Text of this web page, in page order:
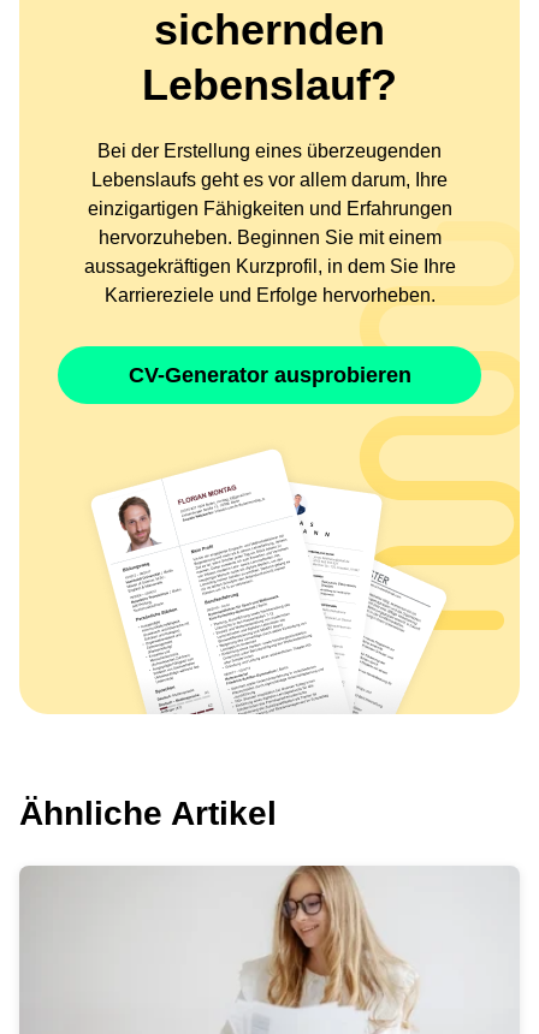
sichernden
Lebenslauf?
Bei der Erstellung eines überzeugenden
Lebenslaufs geht es vor allem darum, Ihre
einzigartigen Fähigkeiten und Erfahrungen
hervorzuheben. Beginnen Sie mit einem
aussagekräftigen Kurzprofil, in dem Sie Ihre
Karriereziele und Erfolge hervorheben.
CV-Generator ausprobieren
Ähnliche Artikel